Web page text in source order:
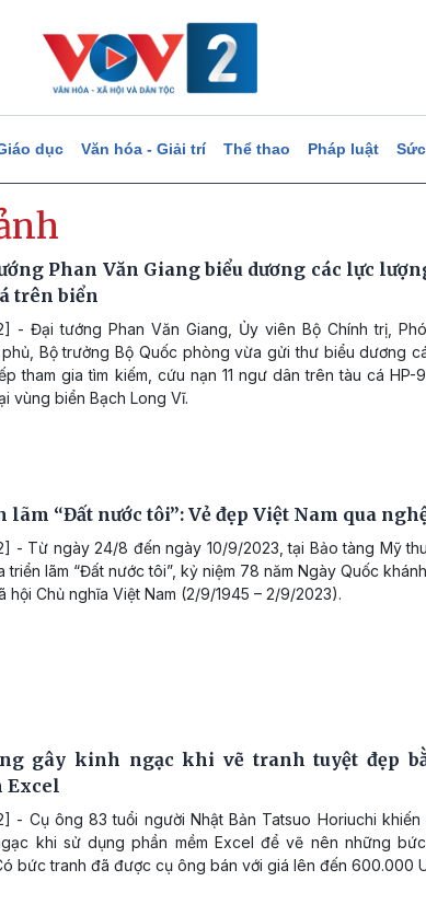
dục Văn hóa - Giải trí Thể thao Pháp luật
Phan Văn Giang biểu dương các lực
trên biển
- Đại tướng Phan Văn Giang, Ủy viên Bộ Chính trị,
phủ, Bộ trưởng Bộ Quốc phòng vừa gửi thư biểu dương
tham gia tìm kiếm, cứu nạn 11 ngư dân trên tàu cá HP-
vùng biển Bạch Long Vĩ.
lãm “Đất nước tôi”: Vẻ đẹp Việt Nam qua
- Từ ngày 24/8 đến ngày 10/9/2023, tại Bảo tàng Mỹ
triển lãm “Đất nước tôi”, kỷ niệm 78 năm Ngày Quốc
hội Chủ nghĩa Việt Nam (2/9/1945 – 2/9/2023).
gây kinh ngạc khi vẽ tranh tuyệt đẹp
Excel
- Cụ ông 83 tuổi người Nhật Bản Tatsuo Horiuchi khiến
khi sử dụng phần mềm Excel để vẽ nên những
bức tranh đã được cụ ông bán với giá lên đến 600.000